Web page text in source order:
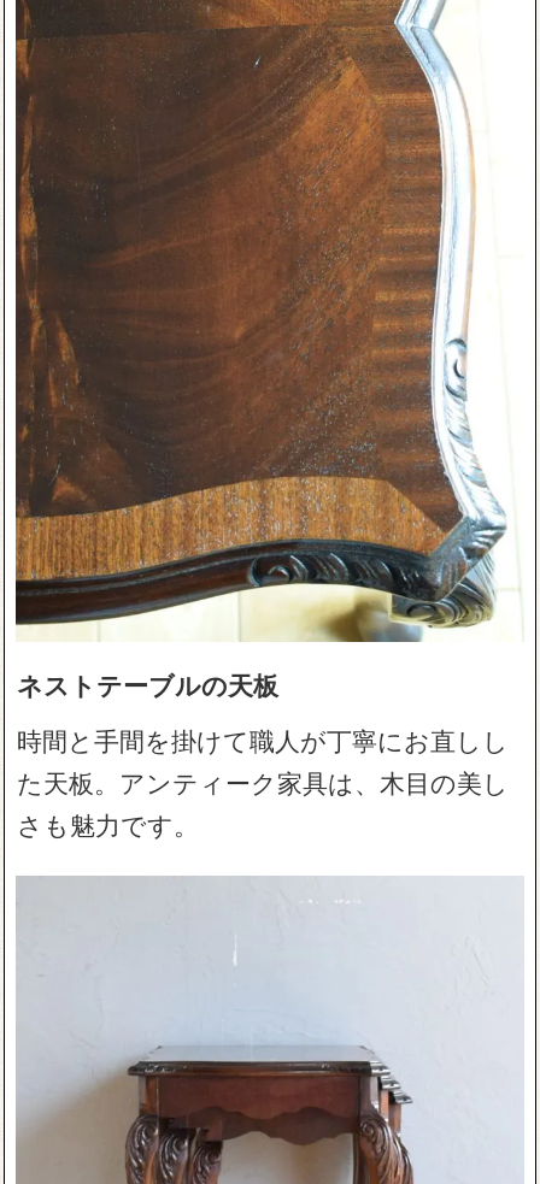
ネストテーブルの天板
時間と手間を掛けて職人が丁寧にお直しし
た天板。アンティーク家具は、木目の美し
さも魅力です。